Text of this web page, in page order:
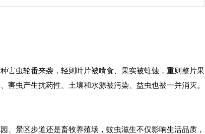
害虫轮番来袭，轻则叶片被啃食、果实被蛀蚀，重则整片果
虫产生抗药性、土壤和水源被污染、益虫也被一并消灭。
、景区步道还是畜牧养殖场，蚊虫滋生不仅影响生活品质，